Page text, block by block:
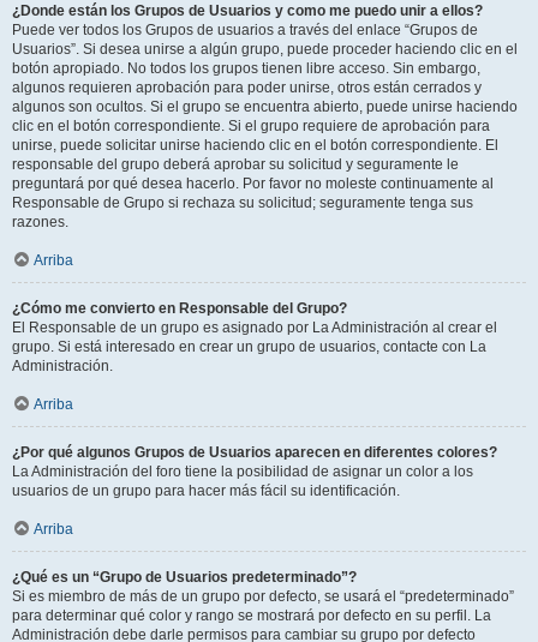
¿Donde están los Grupos de Usuarios y como me puedo unir a ellos?
Puede ver todos los Grupos de usuarios a través del enlace “Grupos de
Usuarios”. Si desea unirse a algún grupo, puede proceder haciendo clic en el
botón apropiado. No todos los grupos tienen libre acceso. Sin embargo,
algunos requieren aprobación para poder unirse, otros están cerrados y
algunos son ocultos. Si el grupo se encuentra abierto, puede unirse haciendo
clic en el botón correspondiente. Si el grupo requiere de aprobación para
unirse, puede solicitar unirse haciendo clic en el botón correspondiente. El
responsable del grupo deberá aprobar su solicitud y seguramente le
preguntará por qué desea hacerlo. Por favor no moleste continuamente al
Responsable de Grupo si rechaza su solicitud; seguramente tenga sus
razones.
Arriba
¿Cómo me convierto en Responsable del Grupo?
El Responsable de un grupo es asignado por La Administración al crear el
grupo. Si está interesado en crear un grupo de usuarios, contacte con La
Administración.
Arriba
¿Por qué algunos Grupos de Usuarios aparecen en diferentes colores?
La Administración del foro tiene la posibilidad de asignar un color a los
usuarios de un grupo para hacer más fácil su identificación.
Arriba
¿Qué es un “Grupo de Usuarios predeterminado”?
Si es miembro de más de un grupo por defecto, se usará el “predeterminado”
para determinar qué color y rango se mostrará por defecto en su perfil. La
Administración debe darle permisos para cambiar su grupo por defecto